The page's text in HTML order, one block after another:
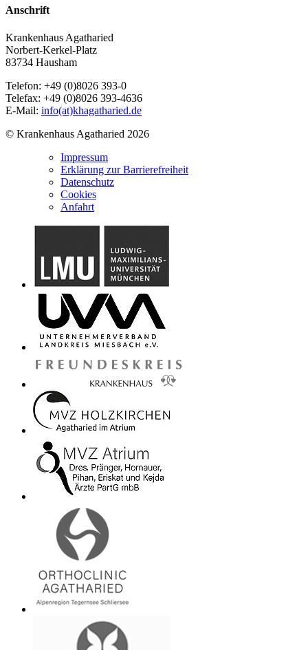
Anschrift
Krankenhaus Agatharied
Norbert-Kerkel-Platz
83734 Hausham
Telefon: +49 (0)8026 393-0
Telefax: +49 (0)8026 393-4636
E-Mail: info(at)khagatharied.de
© Krankenhaus Agatharied 2026
Impressum
Erklärung zur Barrierefreiheit
Datenschutz
Cookies
Anfahrt